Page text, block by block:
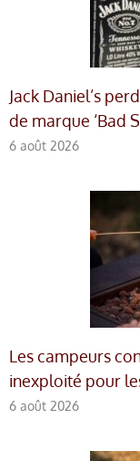
Jack Daniel’s
de marque ‘Bad
6 août 2026
Les campeurs
inexploité pour
6 août 2026